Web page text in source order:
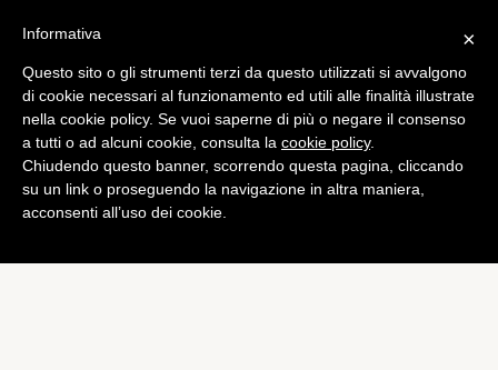
×
Informativa
Questo sito o gli strumenti terzi da questo utilizzati si avvalgono
di cookie necessari al funzionamento ed utili alle finalità illustrate
nella cookie policy. Se vuoi saperne di più o negare il consenso
a tutti o ad alcuni cookie, consulta la cookie policy.
Chiudendo questo banner, scorrendo questa pagina, cliccando
su un link o proseguendo la navigazione in altra maniera,
acconsenti all’uso dei cookie.